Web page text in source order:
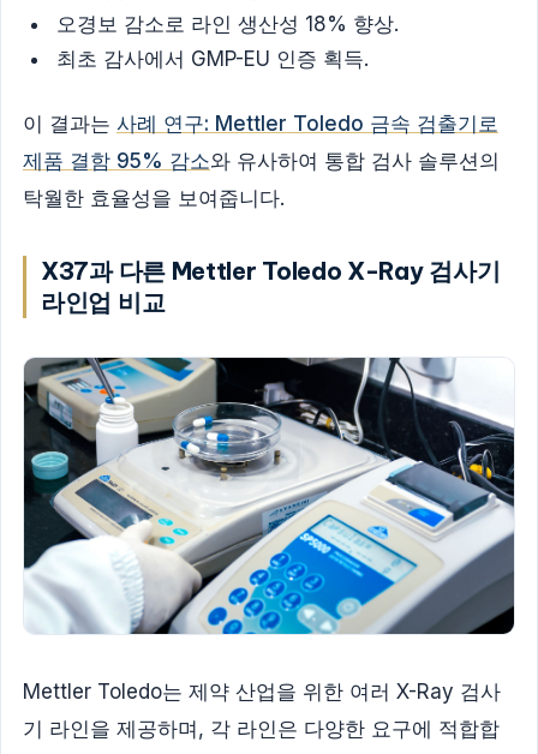
오경보 감소로 라인 생산성 18% 향상.
최초 감사에서 GMP-EU 인증 획득.
이 결과는 사례 연구: Mettler Toledo 금속 검출기로
제품 결함 95% 감소와 유사하여 통합 검사 솔루션의
탁월한 효율성을 보여줍니다.
X37과 다른 Mettler Toledo X-Ray 검사기
라인업 비교
Mettler Toledo는 제약 산업을 위한 여러 X-Ray 검사
기 라인을 제공하며, 각 라인은 다양한 요구에 적합합